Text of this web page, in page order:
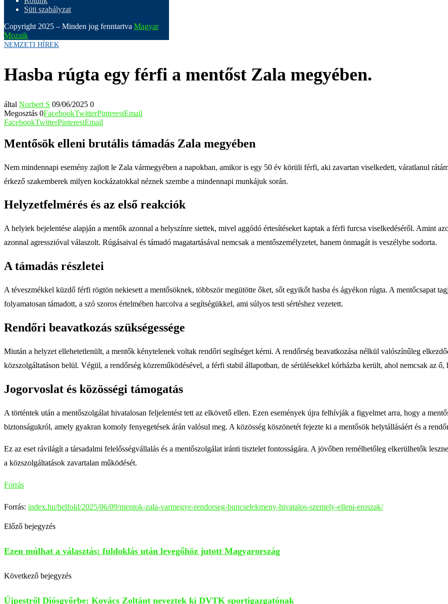
Süti szabályzat
Copyright 2025 – Minden jog fenntartva Magyar
Mozaik
NEMZETI HÍREK
Hasba rúgta egy férfi a mentőst Zala megyében.
által Norbert S 09/06/2025 0
Megosztás 0FacebookTwitterPinterestEmail
FacebookTwitterPinterestEmail
Mentősök elleni brutális támadás Zala megyében
Nem mindennapi esemény zajlott le Zala vármegyében a napokban, amikor is egy 50 év körüli férfi, aki zavartan viselkedett, váratlanul
érkező szakemberek milyen kockázatokkal néznek szembe a mindennapi munkájuk során.
Helyzetfelmérés és az első reakciók
A helyiek bejelentése alapján a mentők azonnal a helyszínre siettek, mivel aggódó értesítéseket kaptak a férfi furcsa viselkedéséről. Amint
azonnal agresszióval válaszolt. Rúgásaival és támadó magatartásával nemcsak a mentőszemélyzetet, hanem önmagát is veszélybe sodorta.
A támadás részletei
A téveszmékkel küzdő férfi rögtön nekiesett a mentősöknek, többször megütötte őket, sőt egyikőt hasba és ágyékon rúgta. A mentőcsapat
folyamatosan támadott, a szó szoros értelmében harcolva a segítségükkel, ami súlyos testi sértéshez vezetett.
Rendőri beavatkozás szükségessége
Miután a helyzet ellehetetlenült, a mentők kénytelenek voltak rendőri segítséget kérni. A rendőrség beavatkozása nélkül valószínűleg
közszolgáltatáson belül. Végül, a rendőrség közreműködésével, a férfi stabil állapotban, de sérülésekkel kórházba került, ahol nemcsak az ő,
Jogorvoslat és közösségi támogatás
A történtek után a mentőszolgálat hivatalosan feljelentést tett az elkövető ellen. Ezen események újra felhívják a figyelmet arra, hogy a
biztonságukról, amely gyakran komoly fenyegetések árán valósul meg. A közösség köszönetét fejezte ki a mentősök helytállásáért és a
Ez az eset rávilágít a társadalmi felelősségvállalás és a mentőszolgálat iránti tisztelet fontosságára. A jövőben remélhetőleg elkerülhetők
a közszolgáltatások zavartalan működését.
Forrás
Forrás: index.hu/belfold/2025/06/09/mentok-zala-varmegye-rendorseg-buncselekmeny-hivatalos-szemely-elleni-eroszak/
Előző bejegyzés
Ezen múlhat a választás: fuldoklás után levegőhöz jutott Magyarország
Következő bejegyzés
Újpestről Diósgyőrbe: Kovács Zoltánt neveztek ki DVTK sportigazgatónak